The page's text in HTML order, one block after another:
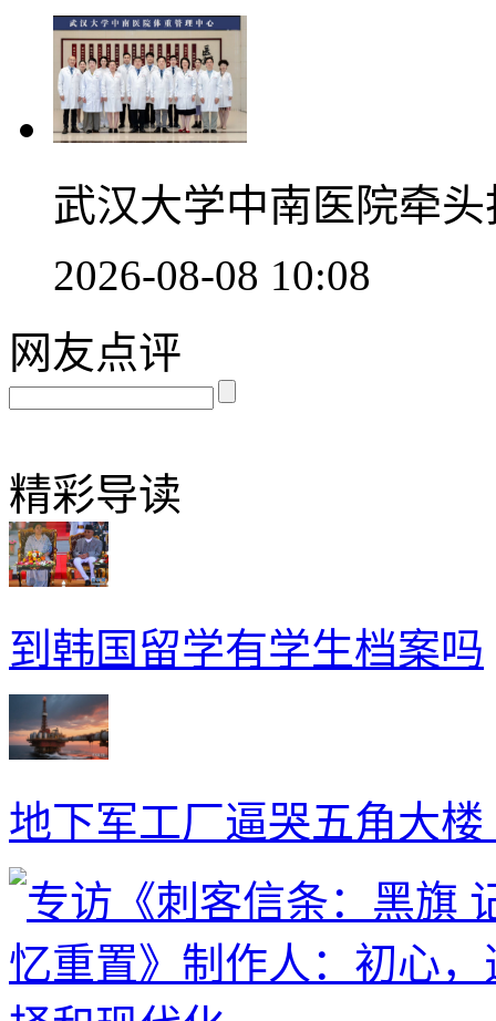
武汉大学中南医院牵
2026-08-08 10:08
网友点评
精彩导读
到韩国留学有学生档案吗
地下军工厂逼哭五角大